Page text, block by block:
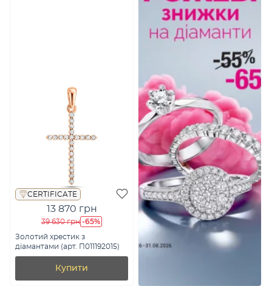
CERTIFICATE
13 870 грн
39 630 грн -65%
Золотий хрестик з
діамантами (арт. П011192015)
Купити